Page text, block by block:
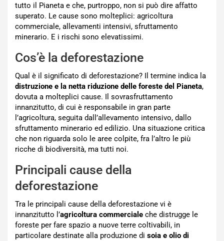
tutto il Pianeta e che, purtroppo, non si può dire affatto
superato. Le cause sono molteplici: agricoltura
commerciale, allevamenti intensivi, sfruttamento
minerario. E i rischi sono elevatissimi.
Cos’è la deforestazione
Qual è il significato di deforestazione? Il termine indica la
distruzione e la netta riduzione delle foreste del Pianeta,
dovuta a molteplici cause. Il sovrasfruttamento
innanzitutto, di cui è responsabile in gran parte
l’agricoltura, seguita dall’allevamento intensivo, dallo
sfruttamento minerario ed edilizio. Una situazione critica
che non riguarda solo le aree colpite, fra l’altro le più
ricche di biodiversità, ma tutti noi.
Principali cause della
deforestazione
Tra le principali cause della deforestazione vi è
innanzitutto l’agricoltura commerciale che distrugge le
foreste per fare spazio a nuove terre coltivabili, in
particolare destinate alla produzione di soia e olio di